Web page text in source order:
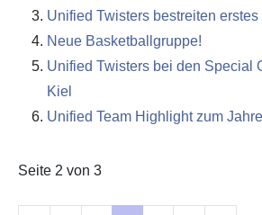
Unified Twisters bestreiten
Neue Basketballgruppe!
Unified Twisters bei den Special
Kiel
Unified Team Highlight zum
Seite 2 von 3